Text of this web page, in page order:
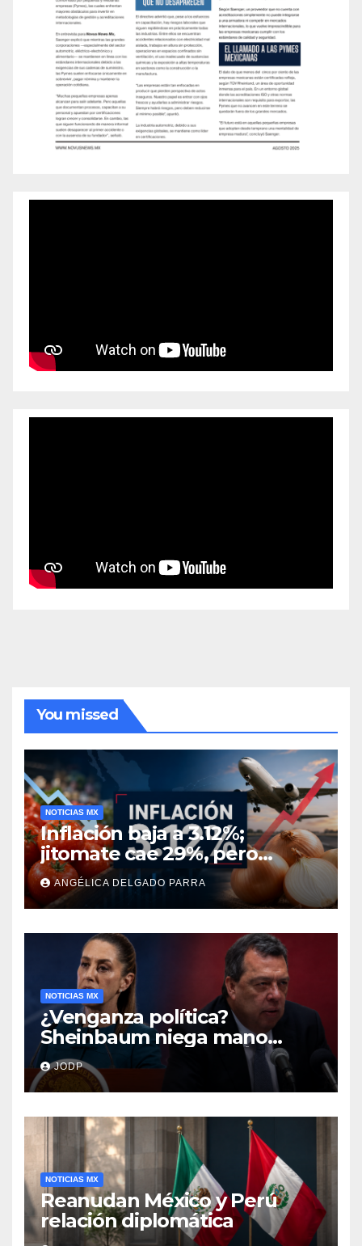
You missed
NOTICIAS MX
Inflación baja a 3.12%;
jitomate cae 29%, pero
cebolla y vuelos se
encarecen
ANGÉLICA DELGADO PARRA
NOTICIAS MX
¿Venganza política?
Sheinbaum niega mano
negra en captura de Ángel
Aguirre
JODP
NOTICIAS MX
Reanudan México y Perú
relación diplomática